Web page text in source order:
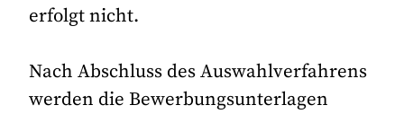
erfolgt nicht.
Nach Abschluss des Auswahlverfahrens
werden die Bewerbungsunterlagen